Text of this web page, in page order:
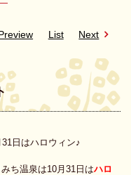
Preview List Next
31日はハロウィン♪
みち温泉は10月31日はハロ